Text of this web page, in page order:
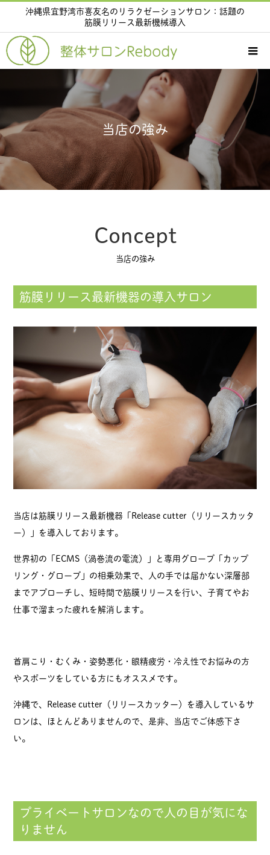
沖縄県宜野湾市喜友名のリラクゼーションサロン：話題の
筋膜リリース最新機械導入
当店の強み
Concept
当店の強み
筋膜リリース最新機器の導入サロン
当店は筋膜リリース最新機器「Release cutter（リリースカッタ
ー）」を導入しております。
世界初の「ECMS（渦巻流の電流）」と専用グローブ「カップ
リング・グローブ」の相乗効果で、人の手では届かない深層部
までアプローチし、短時間で筋膜リリースを行い、子育てやお
仕事で溜まった疲れを解消します。
首肩こり・むくみ・姿勢悪化・眼精疲労・冷え性でお悩みの方
やスポーツをしている方にもオススメです。
沖縄で、Release cutter（リリースカッター）を導入しているサ
ロンは、ほとんどありませんので、是非、当店でご体感下さ
い。
プライベートサロンなので人の目が気にな
りません